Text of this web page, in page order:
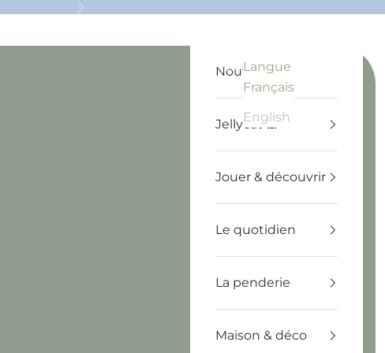
Suivant
Français
Langue
Français
English
Recherche
Panier
Nouveautés
Jellycat 🧸
Jouer & découvrir
Le quotidien
La penderie
Maison & déco